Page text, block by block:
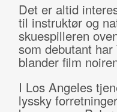
Det er altid
til instruktør og
skuespilleren
som debutant
blander film
I Los Angeles
lyssky